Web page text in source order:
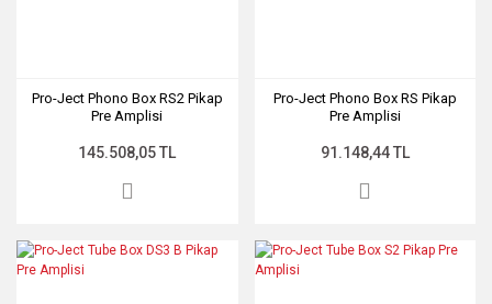
Pro-Ject Phono Box RS2 Pikap
Pre Amplisi
145.508,05 TL
Pro-Ject Phono Box RS Pikap
Pre Amplisi
91.148,44 TL